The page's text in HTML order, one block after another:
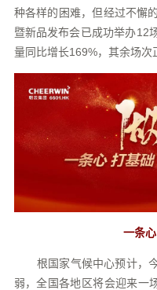
种各样的困难，但经过不懈
暨新品发布会已成功举办12
量同比增长169%，其余场次
一条
根国家气候中心预计，今
弱，全国各地区将会迎来一